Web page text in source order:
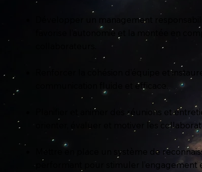
Développer un management
favorise l’autonomie et la montée en
Renforcer la cohésion d’équipe et
communication fluide et efficace.
Planifier et animer des réunions et
orienter, évaluer et motiver les
Mettre en place un système de
performant pour stimuler l’engagement